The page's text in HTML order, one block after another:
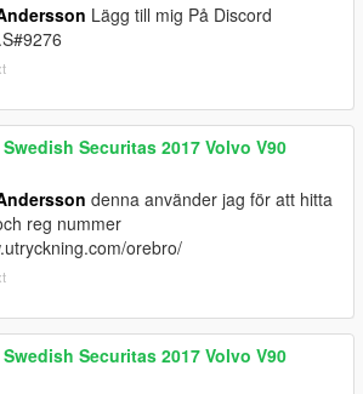
Lägg till mig På Discord
Swedish Securitas 2017 Volvo V90
denna använder jag för att hitta
reg nummer
orebro/
Swedish Securitas 2017 Volvo V90